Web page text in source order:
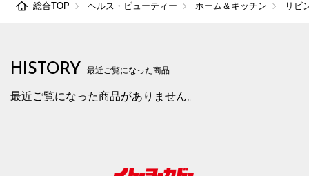
総合TOP ヘルス・ビューティー ホーム＆キッチン リビ
HISTORY 最近ご覧になった商品
最近ご覧になった商品がありません。